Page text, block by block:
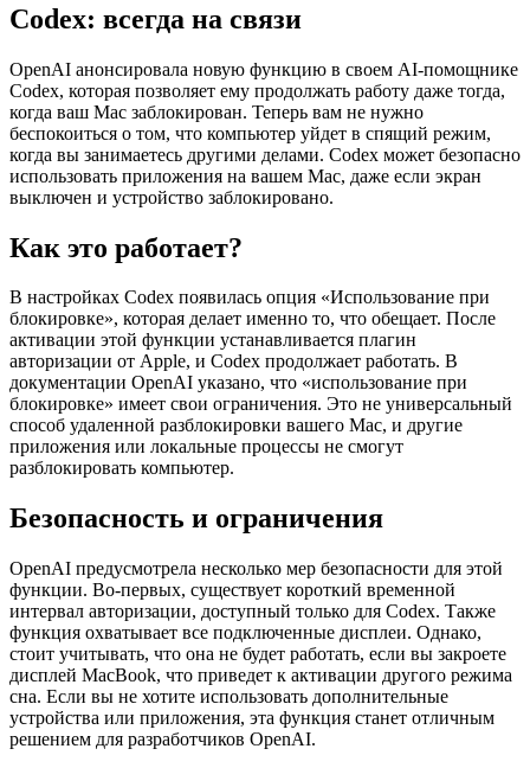
Codex: всегда на связи
OpenAI анонсировала новую функцию в своем AI-помощнике
Codex, которая позволяет ему продолжать работу даже тогда,
когда ваш Mac заблокирован. Теперь вам не нужно
беспокоиться о том, что компьютер уйдет в спящий режим,
когда вы занимаетесь другими делами. Codex может безопасно
использовать приложения на вашем Mac, даже если экран
выключен и устройство заблокировано.
Как это работает?
В настройках Codex появилась опция «Использование при
блокировке», которая делает именно то, что обещает. После
активации этой функции устанавливается плагин
авторизации от Apple, и Codex продолжает работать. В
документации OpenAI указано, что «использование при
блокировке» имеет свои ограничения. Это не универсальный
способ удаленной разблокировки вашего Mac, и другие
приложения или локальные процессы не смогут
разблокировать компьютер.
Безопасность и ограничения
OpenAI предусмотрела несколько мер безопасности для этой
функции. Во-первых, существует короткий временной
интервал авторизации, доступный только для Codex. Также
функция охватывает все подключенные дисплеи. Однако,
стоит учитывать, что она не будет работать, если вы закроете
дисплей MacBook, что приведет к активации другого режима
сна. Если вы не хотите использовать дополнительные
устройства или приложения, эта функция станет отличным
решением для разработчиков OpenAI.